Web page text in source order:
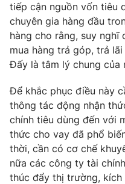
VTV Sức khoẻ
Thị trường 24h
VTV4
VTV9
Liên hệ tòa soạn
tiếp cận nguồn vốn tiêu
chuyên gia hàng đầu
hàng cho rằng, suy nghĩ
mua hàng trả góp, trả
Đấy là tâm lý chung của
Để khắc phục điều này
thông tác động nhận
chính tiêu dùng đến với
thức cho vay đã phổ
thời, cần có cơ chế
nữa các công ty tài
thúc đẩy thị trường, kích